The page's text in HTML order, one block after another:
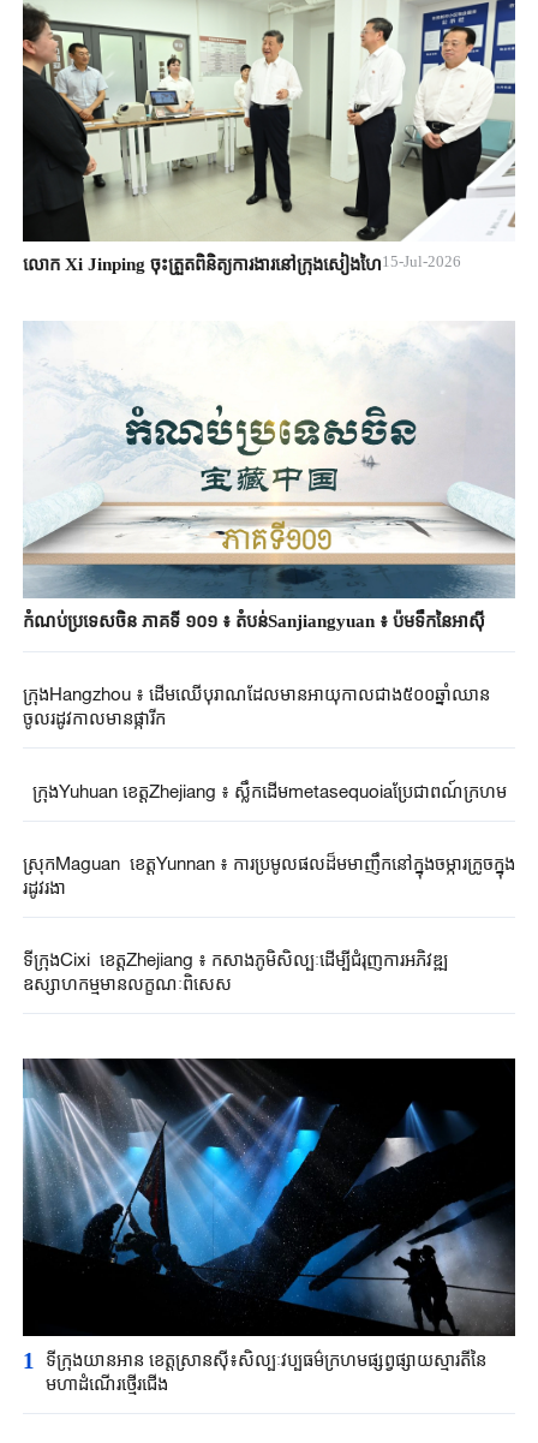
លោក Xi Jinping ចុះត្រួតពិនិត្យការងារនៅក្រុងសៀងហៃ15-Jul-2026
កំណប់ប្រទេសចិន ភាគទី ១០១ ៖ តំបន់Sanjiangyuan ៖ ប៉មទឹកនៃអាស៊ី
ក្រុង​Hangzhou ៖ ដើម​ឈើ​បុរាណ​ដែល​មាន​អាយុកាល​ជាង​៥០០ឆ្នាំ​ឈាន​
ចូល​រដូវ​កាល​មានផ្ការីក​
ក្រុងYuhuan ខេត្តZhejiang ៖ ស្លឹកដើមmetasequoiaប្រែជាពណ៍ក្រហម
ស្រុកMaguan ខេត្តYunnan ៖ ការប្រមូលផលដ៏មមាញឹកនៅក្នុងចម្ការក្រូចក្នុង
ទីក្រុងCixi ខេត្តZhejiang ៖ កសាងភូមិសិល្បៈដើម្បីជំរុញការអភិវឌ្ឍ
1
ទីក្រុង​យានអាន ​ខេត្តស្រានស៊ី៖​សិល្បៈវប្បធម៌ក្រហម​ផ្សព្វផ្សាយស្មារតីនៃ​
មហាដំណើរ​ថ្មើរជើង​